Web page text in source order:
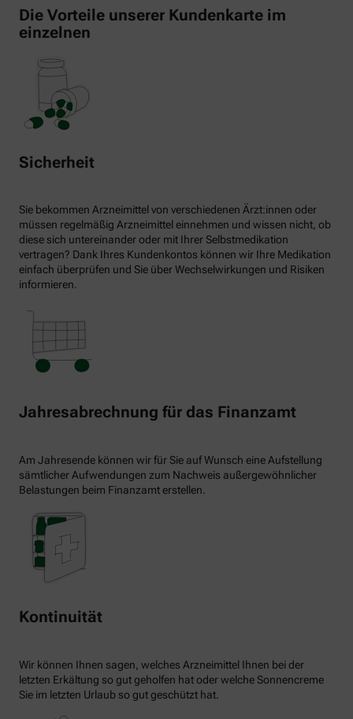
Die Vorteile unserer Kundenkarte im
einzelnen
Sicherheit
Sie bekommen Arzneimittel von verschiedenen Ärzt:innen oder
müssen regelmäßig Arzneimittel einnehmen und wissen nicht, ob
diese sich untereinander oder mit Ihrer Selbstmedikation
vertragen? Dank Ihres Kundenkontos können wir Ihre Medikation
einfach überprüfen und Sie über Wechselwirkungen und Risiken
informieren.
Jahresabrechnung für das Finanzamt
Am Jahresende können wir für Sie auf Wunsch eine Aufstellung
sämtlicher Aufwendungen zum Nachweis außergewöhnlicher
Belastungen beim Finanzamt erstellen.
Kontinuität
Wir können Ihnen sagen, welches Arzneimittel Ihnen bei der
letzten Erkältung so gut geholfen hat oder welche Sonnencreme
Sie im letzten Urlaub so gut geschützt hat.